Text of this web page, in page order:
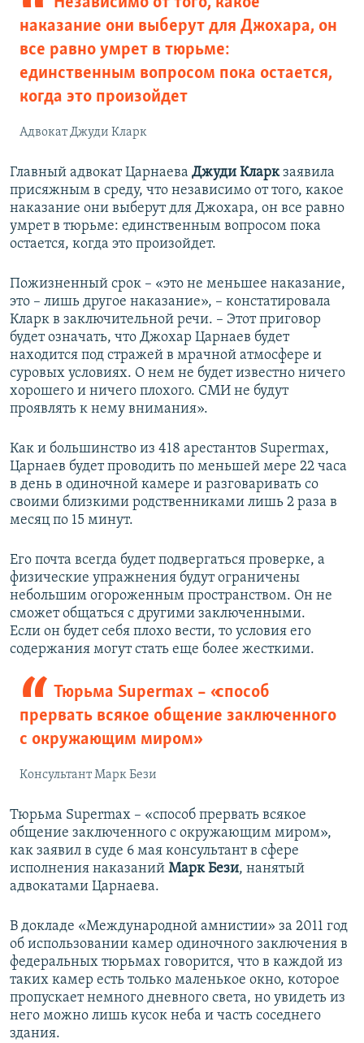
наказание они выберут для Джохара, он
все равно умрет в тюрьме:
единственным вопросом пока остается,
когда это произойдет
Адвокат Джуди Кларк
Главный адвокат Царнаева Джуди Кларкзаявила
присяжным в среду, что независимо от того, какое
наказание они выберут для Джохара, он все равно
умрет в тюрьме: единственным вопросом пока
остается, когда это произойдет.
Пожизненный срок – «это не меньшее наказание,
это – лишь другое наказание», – констатировала
Кларк в заключительной речи. – Этот приговор
будет означать, что Джохар Царнаев будет
находится под стражей в мрачной атмосфере и
суровых условиях. О нем не будет известно ничего
хорошего и ничего плохого. СМИ не будут
проявлять к нему внимания».
Как и большинство из 418 арестантов Supermax,
Царнаев будет проводить по меньшей мере 22 часа
в день в одиночной камере и разговаривать со
своими близкими родственниками лишь 2 раза в
месяц по 15 минут.
Его почта всегда будет подвергаться проверке, а
физические упражнения будут ограничены
небольшим огороженным пространством. Он не
сможет общаться с другими заключенными.
Если он будет себя плохо вести, то условия его
содержания могут стать еще более жесткими.
Тюрьма Supermax – «способ
прервать всякое общение заключенного
с окружающим миром»
Консультант Марк Бези
Тюрьма Supermax – «способ прервать всякое
общение заключенного с окружающим миром»,
как заявил в суде 6 мая консультант в сфере
исполнения наказаний Марк Бези, нанятый
адвокатами Царнаева.
В докладе «Международной амнистии» за 2011 год
об использовании камер одиночного заключения в
федеральных тюрьмах говорится, что в каждой из
таких камер есть только маленькое окно, которое
пропускает немного дневного света, но увидеть из
него можно лишь кусок неба и часть соседнего
здания.